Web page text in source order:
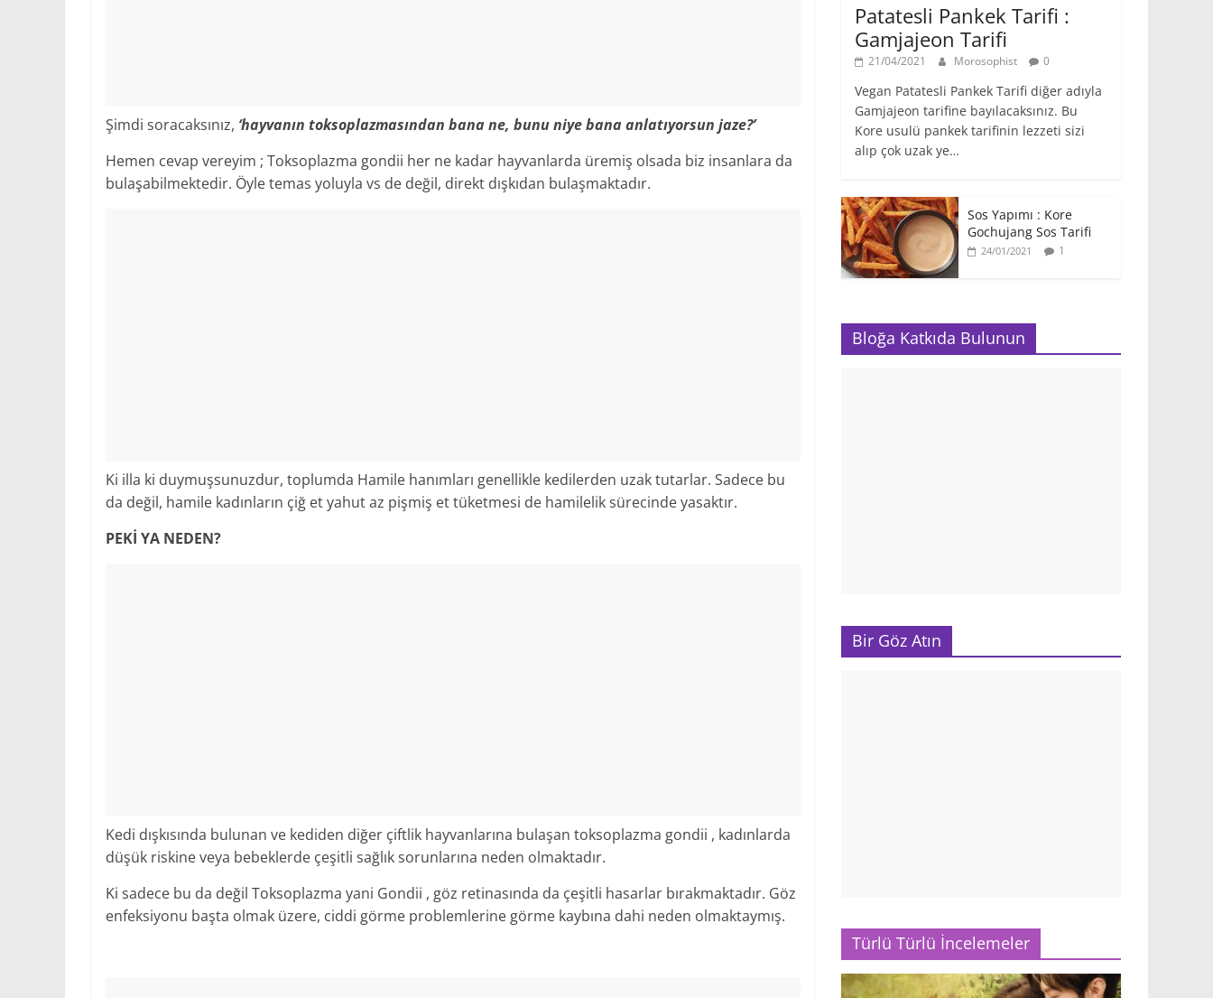
Şimdi soracaksınız, ‘hayvanın toksoplazmasından bana ne, bunu niye bana anlatıyorsun jaze?’
Hemen cevap vereyim ; Toksoplazma gondii her ne kadar hayvanlarda üremiş olsada biz insanlara da
bulaşabilmektedir. Öyle temas yoluyla vs de değil, direkt dışkıdan bulaşmaktadır.
Ki illa ki duymuşsunuzdur, toplumda Hamile hanımları genellikle kedilerden uzak tutarlar. Sadece bu
da değil, hamile kadınların çiğ et yahut az pişmiş et tüketmesi de hamilelik sürecinde yasaktır.
PEKİ YA NEDEN?
Kedi dışkısında bulunan ve kediden diğer çiftlik hayvanlarına bulaşan toksoplazma gondii , kadınlarda
düşük riskine veya bebeklerde çeşitli sağlık sorunlarına neden olmaktadır.
Ki sadece bu da değil Toksoplazma yani Gondii , göz retinasında da çeşitli hasarlar bırakmaktadır. Göz
enfeksiyonu başta olmak üzere, ciddi görme problemlerine görme kaybına dahi neden olmaktaymış.
Patatesli Pankek Tarifi :
Gamjajeon Tarifi
21/04/2021 Morosophist 0
Vegan Patatesli Pankek Tarifi diğer adıyla
Gamjajeon tarifine bayılacaksınız. Bu
Kore usulü pankek tarifinin lezzeti sizi
alıp çok uzak ye…
Sos Yapımı : Kore
Gochujang Sos Tarifi
24/01/2021 1
Bloğa Katkıda Bulunun
Bir Göz Atın
Türlü Türlü İncelemeler